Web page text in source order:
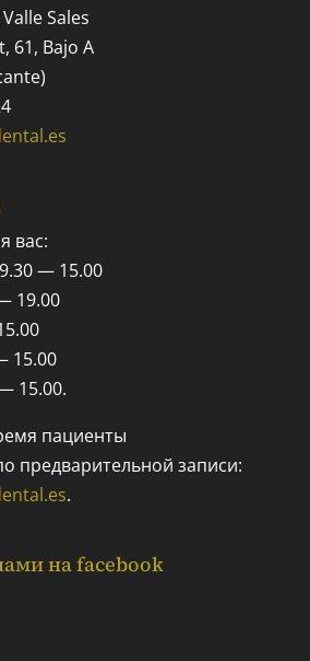
Sales
61, Bajo A
вас:
— 15.00
19.00
15.00
15.00.
пациенты
предварительной записи:
.
на facebook